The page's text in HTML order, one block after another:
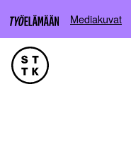
Mediakuvat